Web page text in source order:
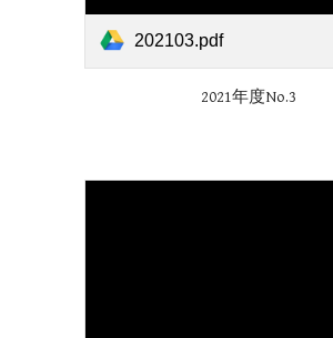
202103.pdf
2021年度No.3